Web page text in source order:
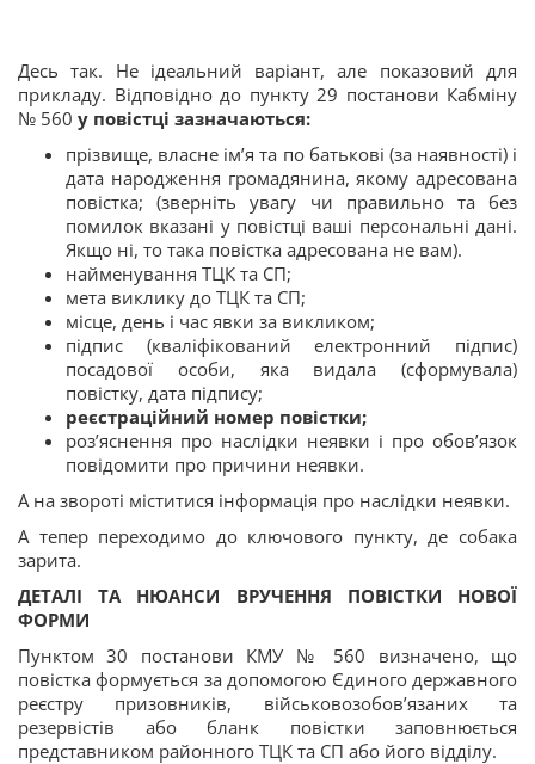
Десь так. Не ідеальний варіант, але показовий для
прикладу. Відповідно до пункту 29 постанови Кабміну
№ 560 у повістці зазначаються:
прізвище, власне ім’я та по батькові (за наявності) і
дата народження громадянина, якому адресована
повістка; (зверніть увагу чи правильно та без
помилок вказані у повістці ваші персональні дані.
Якщо ні, то така повістка адресована не вам).
найменування ТЦК та СП;
мета виклику до ТЦК та СП;
місце, день і час явки за викликом;
підпис (кваліфікований електронний підпис)
посадової особи, яка видала (сформувала)
повістку, дата підпису;
реєстраційний номер повістки;
роз’яснення про наслідки неявки і про обов’язок
повідомити про причини неявки.
А на звороті міститися інформація про наслідки неявки.
А тепер переходимо до ключового пункту, де собака
зарита.
ДЕТАЛІ ТА НЮАНСИ ВРУЧЕННЯ ПОВІСТКИ НОВОЇ
ФОРМИ
Пунктом 30 постанови КМУ № 560 визначено, що
повістка формується за допомогою Єдиного державного
реєстру призовників, військовозобов’язаних та
резервістів або бланк повістки заповнюється
представником районного ТЦК та СП або його відділу.